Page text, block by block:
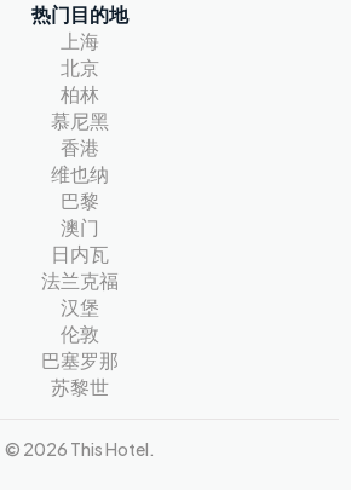
热门目的地
上海
北京
柏林
慕尼黑
香港
维也纳
巴黎
澳门
日内瓦
法兰克福
汉堡
伦敦
巴塞罗那
苏黎世
© 2026 This Hotel.